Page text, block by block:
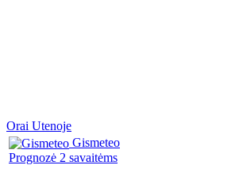
Orai Utenoje
Gismeteo
Prognozė 2 savaitėms